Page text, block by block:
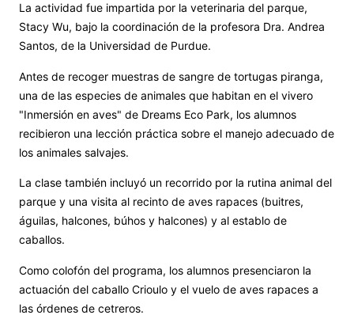
La actividad fue impartida por la veterinaria del parque,
Stacy Wu, bajo la coordinación de la profesora Dra. Andrea
Santos, de la Universidad de Purdue.
Antes de recoger muestras de sangre de tortugas piranga,
una de las especies de animales que habitan en el vivero
"Inmersión en aves" de Dreams Eco Park, los alumnos
recibieron una lección práctica sobre el manejo adecuado de
los animales salvajes.
La clase también incluyó un recorrido por la rutina animal del
parque y una visita al recinto de aves rapaces (buitres,
águilas, halcones, búhos y halcones) y al establo de
caballos.
Como colofón del programa, los alumnos presenciaron la
actuación del caballo Crioulo y el vuelo de aves rapaces a
las órdenes de cetreros.